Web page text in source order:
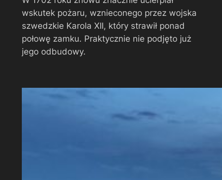
wskutek pożaru, wznieconego przez wojska
szwedzkie Karola XII, który strawił ponad
połowę zamku. Praktycznie nie podjęto już
jego odbudowy.